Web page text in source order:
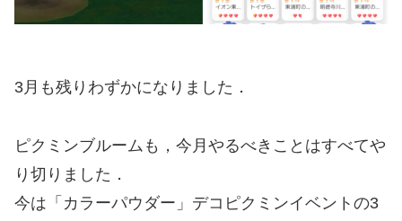
3月も残りわずかになりました．
ピクミンブルームも，今月やるべきことはすべてや
り切りました．
今は「カラーパウダー」デコピクミンイベントの3